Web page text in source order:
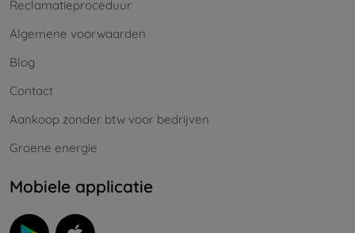
Reclamatieproceduur
Algemene voorwaarden
Blog
Contact
Aankoop zonder btw voor bedrijven
Groene energie
Mobiele applicatie